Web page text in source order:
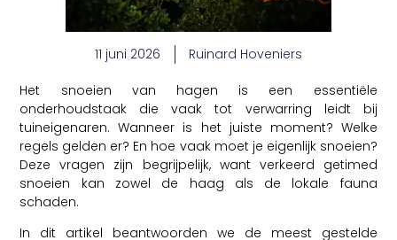
11 juni 2026 Ruinard Hoveniers
Het snoeien van hagen is een essentiële
onderhoudstaak die vaak tot verwarring leidt bij
tuineigenaren. Wanneer is het juiste moment? Welke
regels gelden er? En hoe vaak moet je eigenlijk snoeien?
Deze vragen zijn begrijpelijk, want verkeerd getimed
snoeien kan zowel de haag als de lokale fauna
schaden.
In dit artikel beantwoorden we de meest gestelde